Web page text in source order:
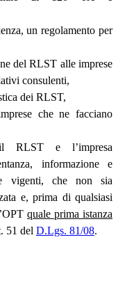
un regolamento per
del RLST alle imprese
consulenti,
dei RLST,
che ne facciano
RLST e l’impresa
informazione e
vigenti, che non sia
e, prima di qualsiasi
quale prima istanza
51 del D.Lgs. 81/08.